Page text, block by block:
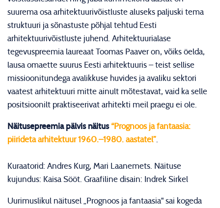
suurema osa arhitektuurivõistluste aluseks paljuski tema
struktuuri ja sõnastuste põhjal tehtud Eesti
arhitektuurivõistluste juhend. Arhitektuurialase
tegevuspreemia laureaat Toomas Paaver on, võiks öelda,
lausa omaette suurus Eesti arhitektuuris – teist sellise
missioonitundega avalikkuse huvides ja avaliku sektori
vaatest arhitektuuri mitte ainult mõtestavat, vaid ka selle
positsioonilt praktiseerivat arhitekti meil praegu ei ole.
Näitusepreemia pälvis näitus“Prognoos ja fantaasia:
piirideta arhitektuur 1960.–1980. aastatel”
Kuraatorid: Andres Kurg, Mari Laanemets. Näituse
kujundus: Kaisa Sööt. Graafiline disain: Indrek Sirkel
Uurimuslikul näitusel „Prognoos ja fantaasia" sai kogeda